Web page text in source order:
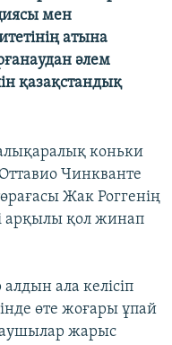
мен
атына
әлем
қазақстандық
коньки
Чинкванте
Жак Роггенің
арқылы қол жинап
ала келісіп
өте жоғары ұпай
жарыс